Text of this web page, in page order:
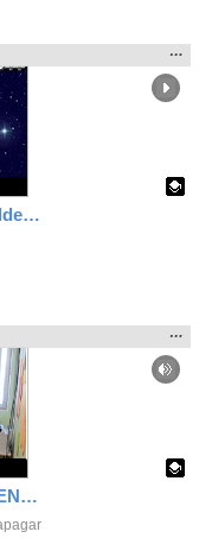
Destellos cósmicos desde Aldebarán, alcanzar las estrellas
la
…
BUENOS DÍAS, JACINTO BENAVENTE: viernes, 19 de junio de 2026
la
…